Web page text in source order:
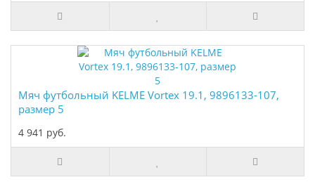
Мяч футбольный KELME Vortex 19.1, 9896133-107,
размер 5
4 941 руб.